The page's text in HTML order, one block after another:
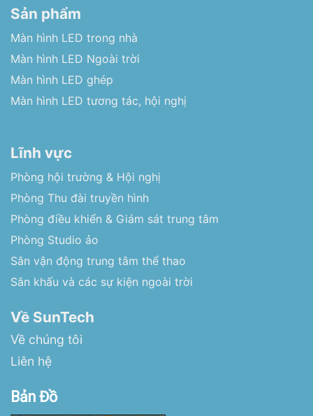
Sản phẩm
Màn hình LED trong nhà
Màn hình LED Ngoài trời
Màn hình LED ghép
Màn hình LED tương tác, hội nghị
Lĩnh vực
Phòng hội trường & Hội nghị
Phòng Thu đài truyền hình
Phòng điều khiển & Giám sát trung tâm
Phòng Studio ảo
Sân vận động trung tâm thể thao
Sân khấu và các sự kiện ngoài trời
Về SunTech
Về chúng tôi
Liên hệ
Bản Đồ